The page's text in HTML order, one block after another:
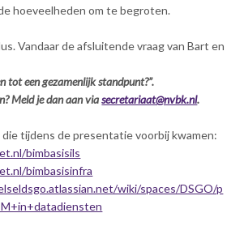
hoeveelheden om te begroten.
Vandaar de afsluitende vraag van Bart en
tot een gezamenlijk standpunt?”.
Meld je dan aan viasecretariaat@nvbk.nl.
tijdens de presentatie voorbij kwamen:
bimbasisils
bimbasisinfra
wiki/spaces/DSGO/p